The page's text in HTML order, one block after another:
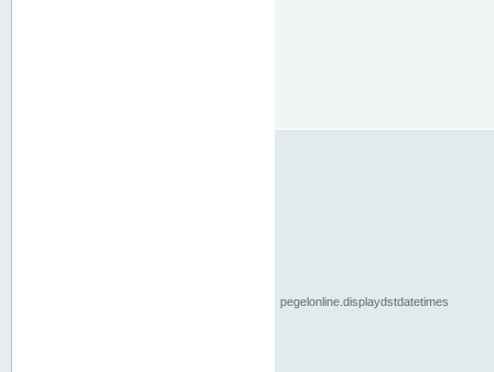
pegelonline.displaydstdatetimes